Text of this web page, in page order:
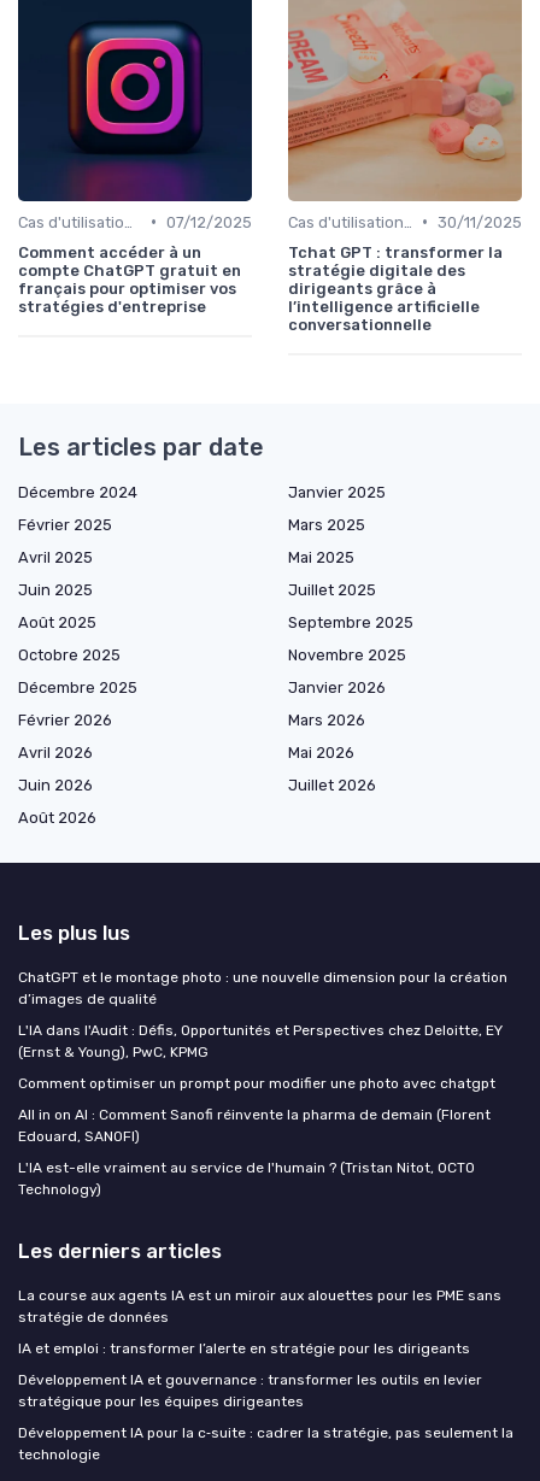
• 07/12/2025
Comment accéder à un
compte ChatGPT gratuit en
français pour optimiser vos
stratégies d'entreprise
• 30/11/2025
Tchat GPT : transformer la
stratégie digitale des
dirigeants grâce à
l’intelligence artificielle
conversationnelle
Les articles par date
Décembre 2024
Janvier 2025
Février 2025
Mars 2025
Avril 2025
Mai 2025
Juin 2025
Juillet 2025
Août 2025
Septembre 2025
Octobre 2025
Novembre 2025
Décembre 2025
Janvier 2026
Février 2026
Mars 2026
Avril 2026
Mai 2026
Juin 2026
Juillet 2026
Août 2026
Les plus lus
ChatGPT et le montage photo : une nouvelle dimension pour la création
d’images de qualité
L'IA dans l'Audit : Défis, Opportunités et Perspectives chez Deloitte, EY
(Ernst & Young), PwC, KPMG
Comment optimiser un prompt pour modifier une photo avec chatgpt
All in on AI : Comment Sanofi réinvente la pharma de demain (Florent
Edouard, SANOFI)
L'IA est-elle vraiment au service de l'humain ? (Tristan Nitot, OCTO
Technology)
Les derniers articles
La course aux agents IA est un miroir aux alouettes pour les PME sans
stratégie de données
IA et emploi : transformer l’alerte en stratégie pour les dirigeants
Développement IA et gouvernance : transformer les outils en levier
stratégique pour les équipes dirigeantes
Développement IA pour la c‑suite : cadrer la stratégie, pas seulement la
technologie